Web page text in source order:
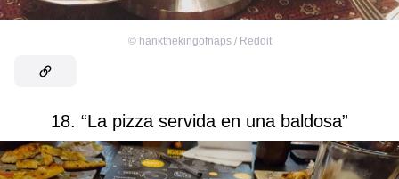
© hankthekingofnaps / Reddit
18. “La pizza servida en una baldosa”